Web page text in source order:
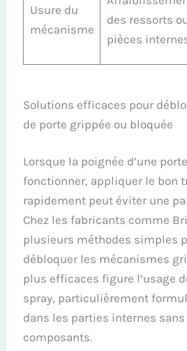
Usure du
mécanisme
des ressorts
pièces
Solutions efficaces pour
de porte grippée ou bloquée
Lorsque la poignée d’une
fonctionner, appliquer le bon
rapidement peut éviter une
Chez les fabricants comme
plusieurs méthodes simples
débloquer les mécanismes
plus efficaces figure l’usage
spray, particulièrement
dans les parties internes
composants.